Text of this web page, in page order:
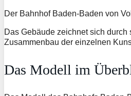
Der Bahnhof Baden-Baden von
Das Gebäude zeichnet sich
Zusammenbau der einzelnen
Das Modell im